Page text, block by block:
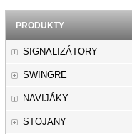
PRODUKTY
SIGNALIZÁTORY
SWINGRE
NAVIJÁKY
STOJANY